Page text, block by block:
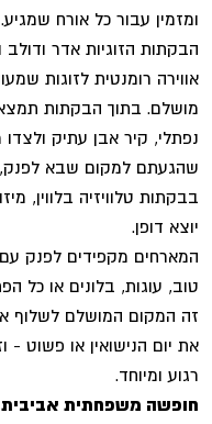
ומזמין עבור כל אורח שמגיע.
הבקתות הזוגיות אדר ודולב
אווירה רומנטית לזוגות
מושלם. בתוך הבקתות
נפתלי, קיר אבן עתיק ולצדו
שהגעתם למקום שבא לפנק,
בבקתות טלוויזיה בלווין,
יוצא דופן.
המארחים מקפידים לפנק עם
טוב, עוגות, בלונים או כל
זה המקום המושלם לשלוף
את יום הנישואין או פשוט -
רגוע ומיוחד.
חופשה משפחתית אביבית